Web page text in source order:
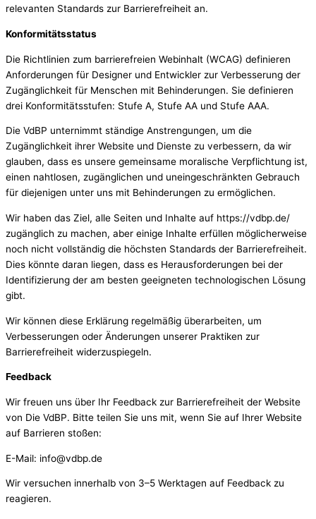
relevanten Standards zur Barrierefreiheit an.
Konformitätsstatus
Die Richtlinien zum barrierefreien Webinhalt (WCAG) definieren
Anforderungen für Designer und Entwickler zur Verbesserung der
Zugänglichkeit für Menschen mit Behinderungen. Sie definieren
drei Konformitätsstufen: Stufe A, Stufe AA und Stufe AAA.
Die VdBP unternimmt ständige Anstrengungen, um die
Zugänglichkeit ihrer Website und Dienste zu verbessern, da wir
glauben, dass es unsere gemeinsame moralische Verpflichtung ist,
einen nahtlosen, zugänglichen und uneingeschränkten Gebrauch
für diejenigen unter uns mit Behinderungen zu ermöglichen.
Wir haben das Ziel, alle Seiten und Inhalte auf https://vdbp.de/
zugänglich zu machen, aber einige Inhalte erfüllen möglicherweise
noch nicht vollständig die höchsten Standards der Barrierefreiheit.
Dies könnte daran liegen, dass es Herausforderungen bei der
Identifizierung der am besten geeigneten technologischen Lösung
gibt.
Wir können diese Erklärung regelmäßig überarbeiten, um
Verbesserungen oder Änderungen unserer Praktiken zur
Barrierefreiheit widerzuspiegeln.
Feedback
Wir freuen uns über Ihr Feedback zur Barrierefreiheit der Website
von Die VdBP. Bitte teilen Sie uns mit, wenn Sie auf Ihrer Website
auf Barrieren stoßen:
E-Mail: info@vdbp.de
Wir versuchen innerhalb von 3–5 Werktagen auf Feedback zu
reagieren.